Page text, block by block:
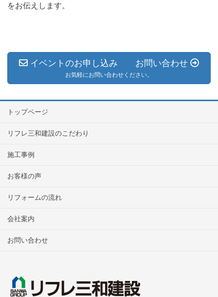
をお伝えします。
イベントのお申し込み お問い合わせ
お気軽にお問い合わせください。
トップページ
リフレ三和建設のこだわり
施工事例
お客様の声
リフォームの流れ
会社案内
お問い合わせ